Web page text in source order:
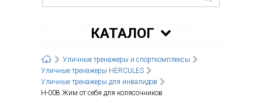
КАТАЛОГ
Уличные тренажеры и спорткомплексы
Уличные тренажеры HERCULES
Уличные тренажеры для инвалидов
Н-008 Жим от себя для колясочников